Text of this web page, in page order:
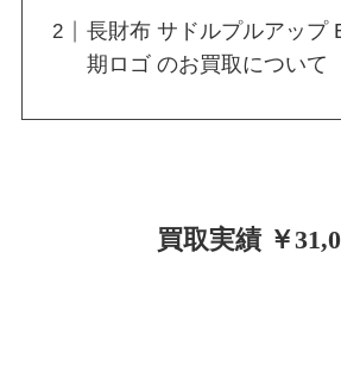
長財布 サドルプルアップ
期ロゴ のお買取について
買取実績 ￥